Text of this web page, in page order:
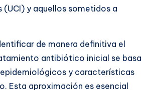
y aquellos sometidos a
de manera definitiva el
antibiótico inicial se basa
y características
Esta aproximación es esencial